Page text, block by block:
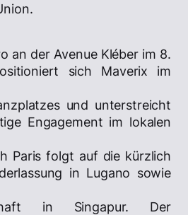
an der Avenue Kléber im 8.
sich Maverix im
und unterstreicht
Engagement im lokalen
Paris folgt auf die kürzlich
in Lugano sowie
in Singapur. Der